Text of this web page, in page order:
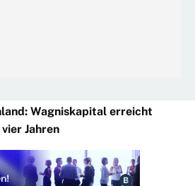
Wagniskapital erreicht
Jahren